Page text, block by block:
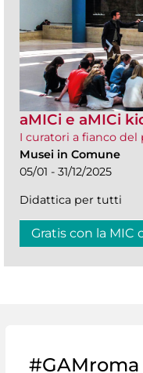
aMICi e aMICi
I curatori a fianco
Musei in Comune
05/01 - 31/12/2025
Didattica per tutti
Gratis con la MIC
#GAMroma